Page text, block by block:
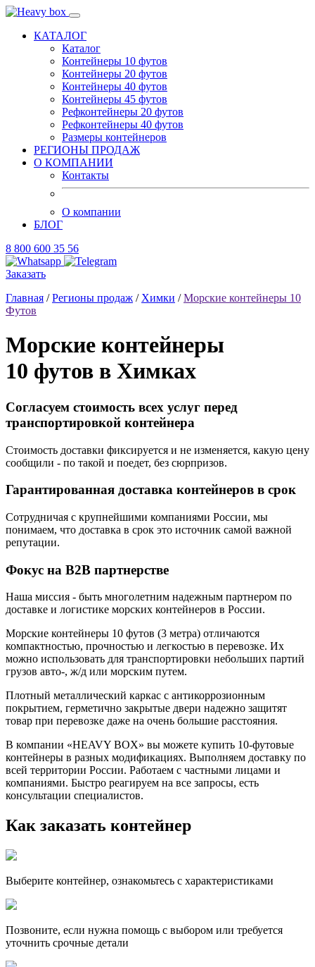
КАТАЛОГ
Каталог
Контейнеры 10 футов
Контейнеры 20 футов
Контейнеры 40 футов
Контейнеры 45 футов
Рефконтейнеры 20 футов
Рефконтейнеры 40 футов
Размеры контейнеров
РЕГИОНЫ ПРОДАЖ
О КОМПАНИИ
Контакты
О компании
БЛОГ
8 800 600 35 56
Заказать
Главная /Регионы продаж / Химки /Морские контейнеры 10
Футов
Морские контейнеры
10 футов в Химках
Согласуем стоимость всех услуг перед
транспортировкой контейнера
Стоимость доставки фиксируется и не изменяется, какую цену
сообщили - по такой и поедет, без сюрпризов.
Гарантированная доставка контейнеров в срок
Сотрудничая с крупнейшими компаниями России, мы
понимаем, что доставка в срок это источник самой важной
репутации.
Фокус на B2B партнерстве
Наша миссия - быть многолетним надежным партнером по
доставке и логистике морских контейнеров в России.
Морские контейнеры 10 футов (3 метра) отличаются
компактностью, прочностью и легкостью в перевозке. Их
можно использовать для транспортировки небольших партий
грузов авто-, ж/д или морским путем.
Плотный металлический каркас с антикоррозионным
покрытием, герметично закрытые двери надежно защитят
товар при перевозке даже на очень большие расстояния.
В компании «HEAVY BOX» вы можете купить 10-футовые
контейнеры в разных модификациях. Выполняем доставку по
всей территории России. Работаем с частными лицами и
компаниями. Быстро реагируем на все запросы, есть
консультации специалистов.
Как заказать контейнер
Выберите контейнер, ознакомьтесь с характеристиками
Позвоните, если нужна помощь с выбором или требуется
уточнить срочные детали